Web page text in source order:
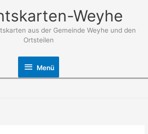
Weyhe
aus der Gemeinde Weyhe und den
Ortsteilen
Menü
Menü